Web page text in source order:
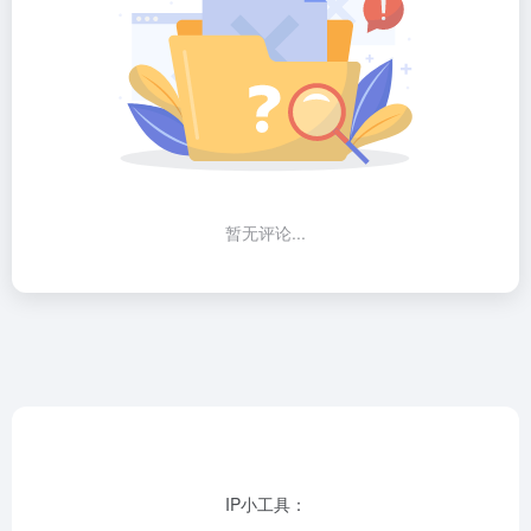
暂无评论...
IP小工具：